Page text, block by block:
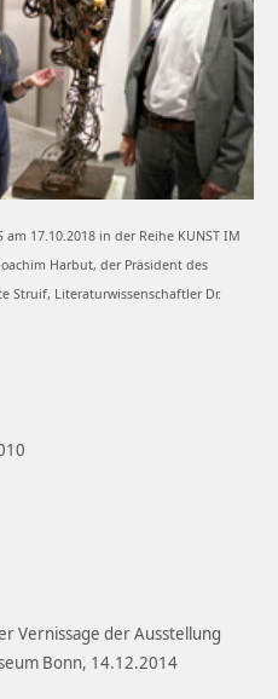
am 17.10.2018 in der Reihe KUNST IM
Harbut, der Präsident des
Struif, Literaturwissenschaftler Dr.
Vernissage der Ausstellung
Bonn, 14.12.2014